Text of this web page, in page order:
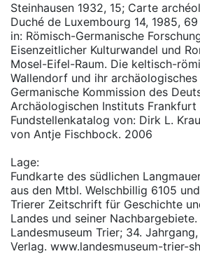
Steinhausen 1932, 15; Carte
Duché de Luxembourg 14, 1985,
in: Römisch-Germanische
Eisenzeitlicher Kulturwandel und
Mosel-Eifel-Raum. Die keltisch-
Wallendorf und ihr
Germanische Kommission des
Archäologischen Instituts Frankfurt
Fundstellenkatalog von: Dirk L.
von Antje Fischbock. 2006
Lage:
Fundkarte des südlichen
aus den Mtbl. Welschbillig 6105
Trierer Zeitschrift für Geschichte
Landes und seiner
Landesmuseum Trier; 34. Jahrgang,
Verlag. www.landesmuseum-trier-